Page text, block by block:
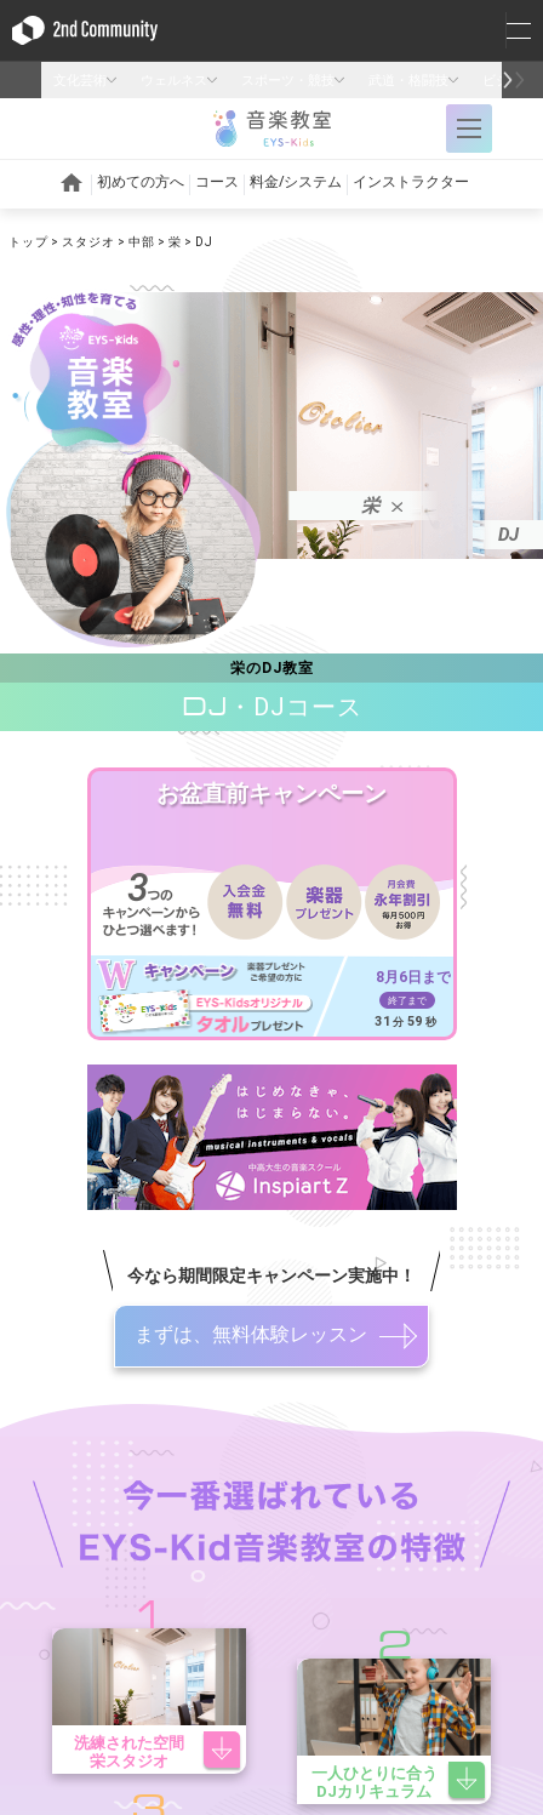
トップ スタジオ 中部 栄 DJ
栄
DJ
栄のDJ教室
DJ ・DJコース
お盆直前キャンペーン
8月6日まで
終了まで
31 分 57 秒
今なら期間限定キャンペーン実施中！
まずは、無料体験レッスン
1
洗練された空間
栄スタジオ
2
一人ひとりに合う
DJカリキュラム